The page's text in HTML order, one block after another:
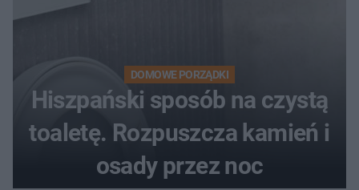
DOMOWE PORZĄDKI
Hiszpański sposób na czystą
toaletę. Rozpuszcza kamień i
osady przez noc